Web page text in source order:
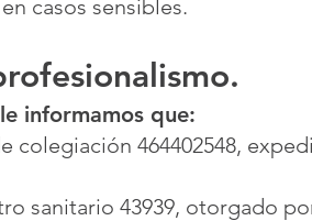
casos sensibles.
informamos que:
colegiación 464402548,
sanitario 43939, otorgado